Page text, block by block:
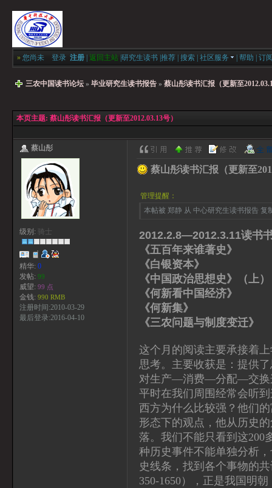
» 您尚未 登录 注册 返回主站 研究生读书 推荐 搜索 社区服务 帮助 订
三农中国读书论坛 » 毕业研究生读书报告 » 蔡山彤读书汇报（更新至
本页主题: 蔡山彤读书汇报（更新至2012.03.13号）
蔡山彤
级别: 骑士
精华: 0
发帖: 99
威望: 99 点
金钱: 990 RMB
注册时间:2010-03-29
最后登录:2016-04-10
蔡山彤读书汇报（更新至
管理提醒：
本帖被 郑静 从 中心研究生读书报告 复
2012.2.8—2012.3.11读书
《五百年来谁著史
《白银资本》 贡德
《中国政治思想史》（
《何新看中国经济
《何新集》
《三农问题与制度变
这个月的阅读主要承接着
思考。主要收获是：提供
对生产—消费—分配—交换
平时在我们周围经常会听
西方为什么比较强？他们
形态下的观点，他从历史
落。我们不能只看到这200
种历史事件不能单独分析
史线条，找到各个事物的
350-1650），正是我国明